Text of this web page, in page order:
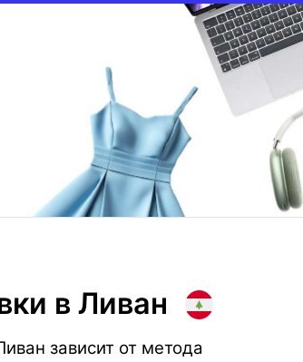
в Ливан
зависит от метода